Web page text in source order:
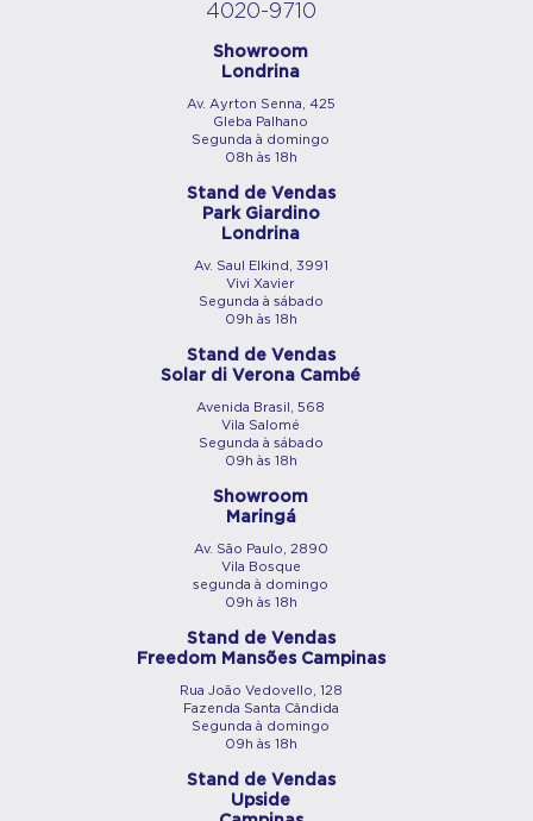
4020-9710
Showroom
Londrina
Av. Ayrton Senna, 425
Gleba Palhano
Segunda à domingo
08h às 18h
Stand de Vendas
Park Giardino
Londrina
Av. Saul Elkind, 3991
Vivi Xavier
Segunda à sábado
09h às 18h
Stand de Vendas
Solar di Verona Cambé
Avenida Brasil, 568
Vila Salomé
Segunda à sábado
09h às 18h
Showroom
Maringá
Av. São Paulo, 2890
Vila Bosque
segunda à domingo
09h às 18h
Stand de Vendas
Freedom Mansões Campinas
Rua João Vedovello, 128
Fazenda Santa Cândida
Segunda à domingo
09h às 18h
Stand de Vendas
Upside